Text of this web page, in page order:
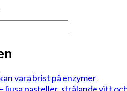
vara brist på enzymer
ljusa pasteller, strålande vitt